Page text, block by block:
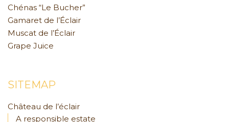
Chénas “Le Bucher”
Gamaret de l’Éclair
Muscat de l’Éclair
Grape Juice
SITEMAP
Château de l’éclair
A responsible estate